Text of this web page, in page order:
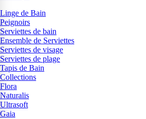
Linge de Bain
Peignoirs
Serviettes de bain
Ensemble de Serviettes
Serviettes de visage
Serviettes de plage
Tapis de Bain
Collections
Flora
Naturalis
Ultrasoft
Gaia